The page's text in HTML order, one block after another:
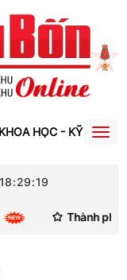
KHOA HỌC - KỸ THUẬT
18:29:21
Huế kêu gọi cung